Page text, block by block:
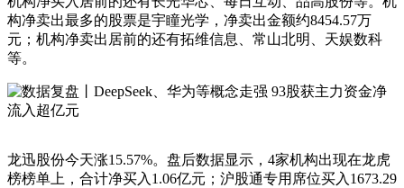
构净卖出最多的股票是宇瞳光学，净卖出金额约8454.57万
元；机构净卖出居前的还有拓维信息、常山北明、天娱数科
等。
龙迅股份今天涨15.57%。盘后数据显示，4家机构出现在龙虎
榜榜单上，合计净买入1.06亿元；沪股通专用席位买入1673.29